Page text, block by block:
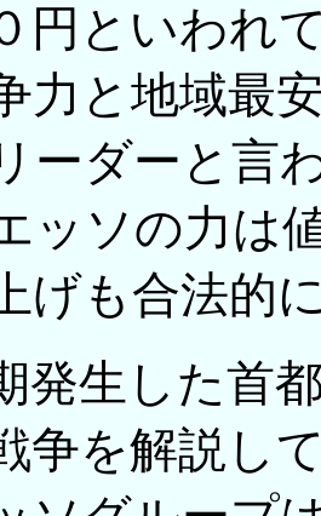
円といわれ
力と地域最
ーダーと言
ッソの力は
げも合法的
生した首
争を解説し